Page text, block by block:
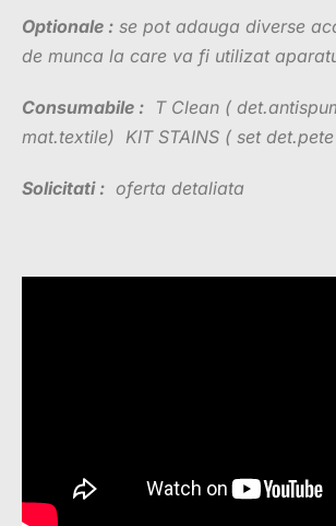
Optionale : se pot adauga diverse
de munca la care va fi utilizat
Consumabile : T Clean (
mat.textile) KIT STAINS ( set
Solicitati : oferta detaliata